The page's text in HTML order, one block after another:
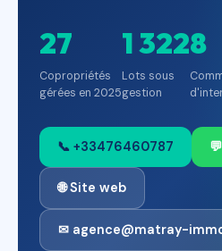
27
Copropriétés
gérées en 2025
1 322
Lots sous
gestion
8
📞 +33476460787
🌐 Site web
✉ agence@matray-